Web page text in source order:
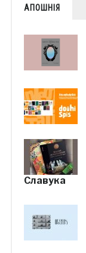
АПОШНІЯ
Славука